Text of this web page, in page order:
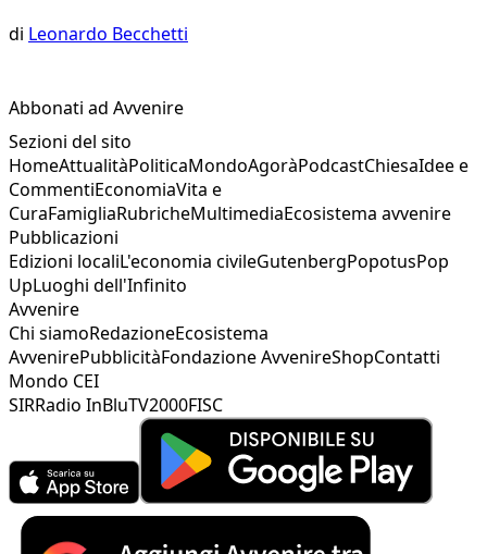
di Leonardo Becchetti
Abbonati ad Avvenire
Sezioni del sito
HomeAttualitàPoliticaMondoAgoràPodcastChiesaIdee e
CommentiEconomiaVita e
CuraFamigliaRubricheMultimediaEcosistema avvenire
Pubblicazioni
Edizioni localiL'economia civileGutenbergPopotusPop
UpLuoghi dell'Infinito
Avvenire
Chi siamoRedazioneEcosistema
AvvenirePubblicitàFondazione AvvenireShopContatti
Mondo CEI
SIRRadio InBluTV2000FISC